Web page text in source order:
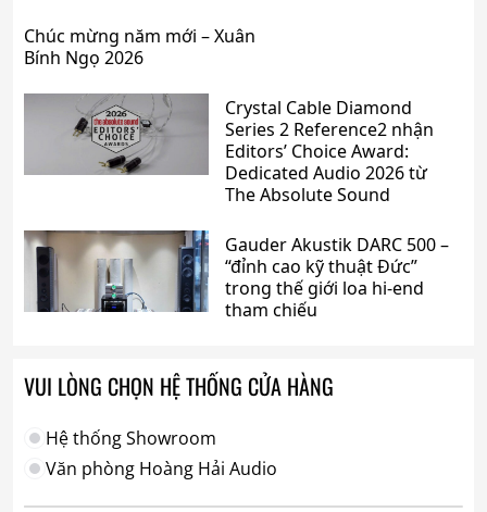
Chúc mừng năm mới – Xuân
Bính Ngọ 2026
Crystal Cable Diamond
Series 2 Reference2 nhận
Editors’ Choice Award:
Dedicated Audio 2026 từ
The Absolute Sound
Gauder Akustik DARC 500 –
“đỉnh cao kỹ thuật Đức”
trong thế giới loa hi-end
tham chiếu
VUI LÒNG CHỌN HỆ THỐNG CỬA HÀNG
Hệ thống Showroom
Văn phòng Hoàng Hải Audio